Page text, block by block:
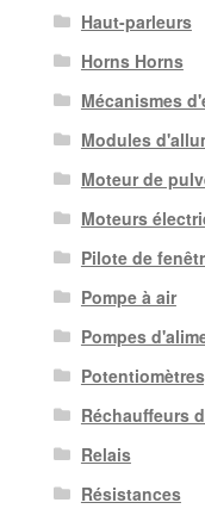
Haut-parleurs
Horns Horns
Mécanismes
Modules
Moteur de
Moteurs
Pilote de
Pompe à air
Pompes
Réchauffeurs
Relais
Résistances